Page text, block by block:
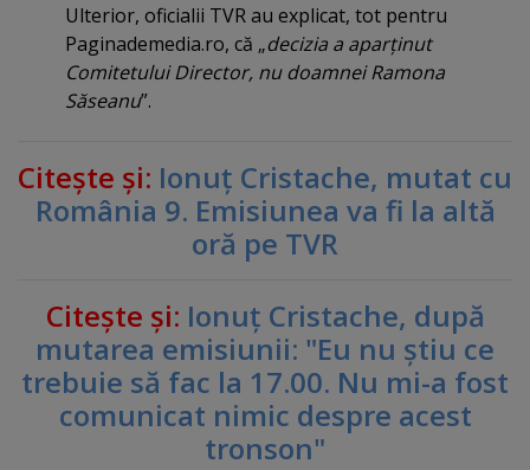
Ulterior, oficialii TVR au explicat, tot pentru
Paginademedia.ro, că „decizia a aparţinut
Comitetului Director, nu doamnei Ramona
Săseanu”.
Citeşte şi: Ionuţ Cristache, mutat cu
România 9. Emisiunea va fi la altă
oră pe TVR
Citeşte şi: Ionuţ Cristache, după
mutarea emisiunii: "Eu nu ştiu ce
trebuie să fac la 17.00. Nu mi-a fost
comunicat nimic despre acest
tronson"